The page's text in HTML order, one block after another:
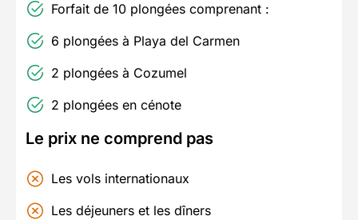
Forfait de 10 plongées comprenant :
6 plongées à Playa del Carmen
2 plongées à Cozumel
2 plongées en cénote
Le prix ne comprend pas
Les vols internationaux
Les déjeuners et les dîners